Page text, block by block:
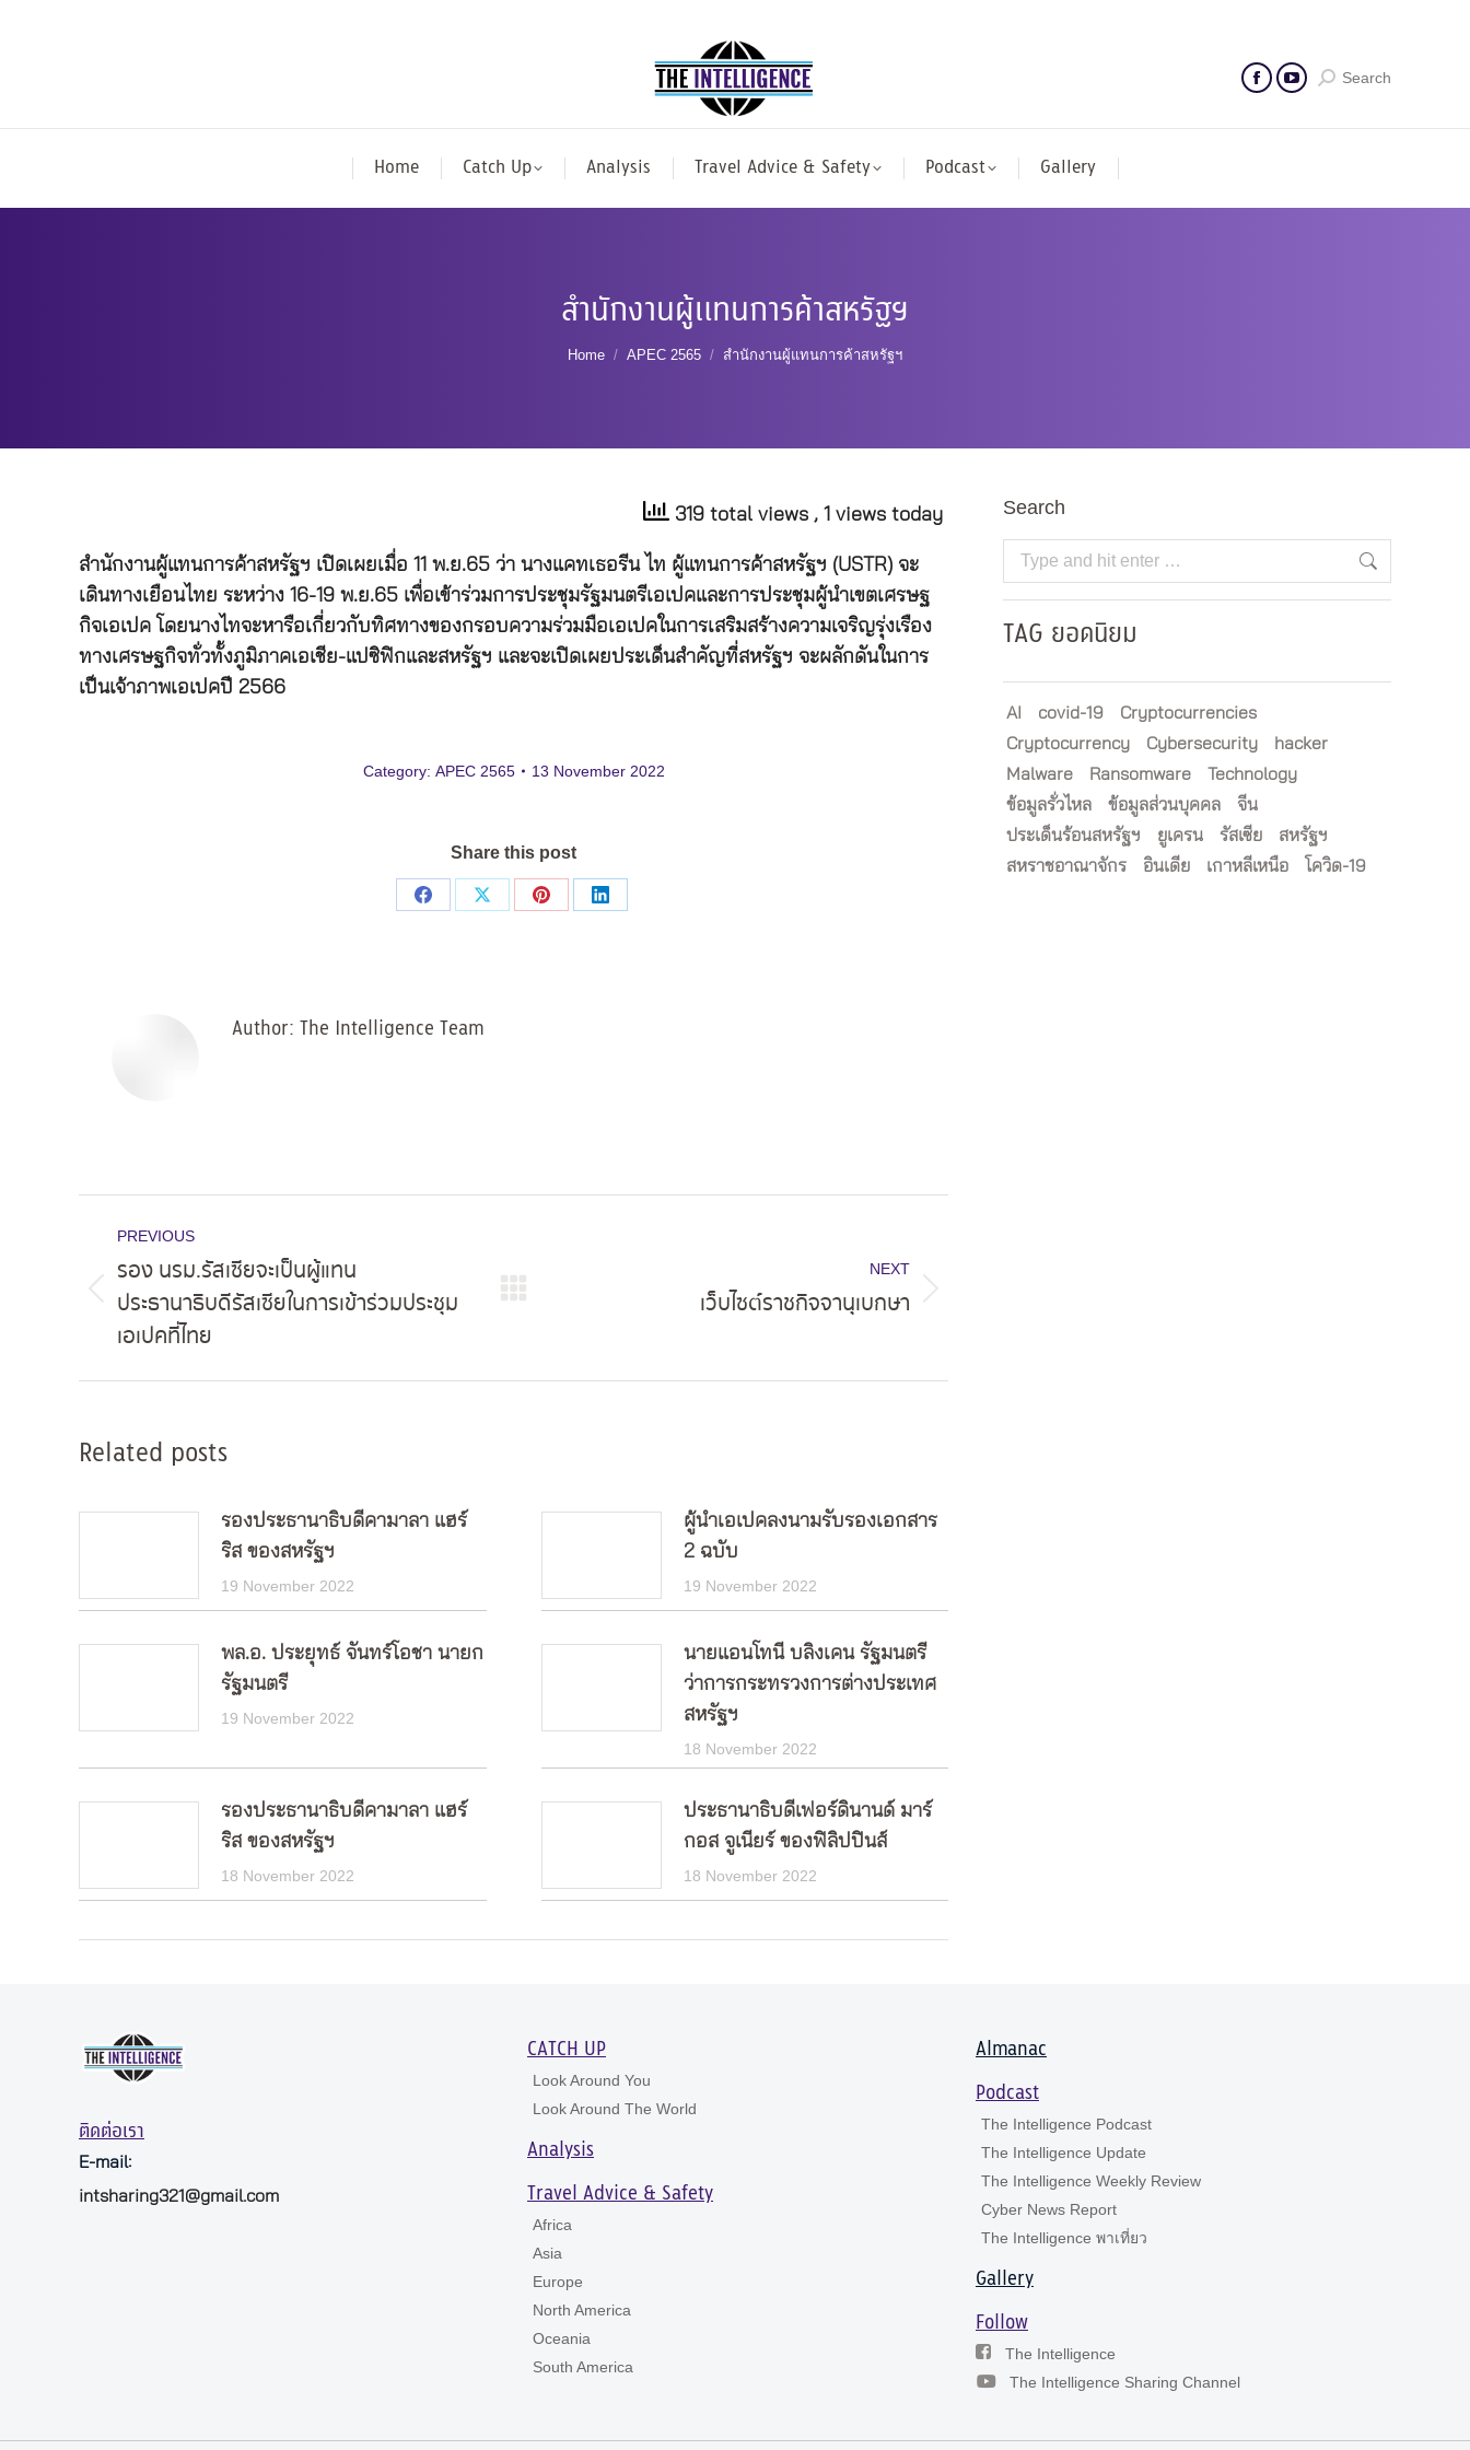
Search
Home Catch Up Analysis Travel Advice & Safety Podcast Gallery
สำนักงานผู้แทนการค้าสหรัฐฯ
You are here:
Home APEC 2565 สำนักงานผู้แทนการค้าสหรัฐฯ
319 total views , 1 views today
สำนักงานผู้แทนการค้าสหรัฐฯ เปิดเผยเมื่อ 11 พ.ย.65 ว่า นางแคทเธอรีน ไท ผู้แทนการค้าสหรัฐฯ (USTR) จะ
เดินทางเยือนไทย ระหว่าง 16-19 พ.ย.65 เพื่อเข้าร่วมการประชุมรัฐมนตรีเอเปคและการประชุมผู้นำเขตเศรษฐ
กิจเอเปค โดยนางไทจะหารือเกี่ยวกับทิศทางของกรอบความร่วมมือเอเปคในการเสริมสร้างความเจริญรุ่งเรือง
ทางเศรษฐกิจทั่วทั้งภูมิภาคเอเชีย-แปซิฟิกและสหรัฐฯ และจะเปิดเผยประเด็นสำคัญที่สหรัฐฯ จะผลักดันในการ
เป็นเจ้าภาพเอเปคปี 2566
Category: APEC 2565 13 November 2022
Share this post
Share
Share
Share
Share
Author: The Intelligence Team
navigation
PREVIOUS
Previous
post:
รอง นรม.รัสเซียจะเป็นผู้แทน
ประธานาธิบดีรัสเซียในการเข้าร่วมประชุม
เอเปคที่ไทย
NEXT
เว็บไซต์ราชกิจจานุเบกษา
Related posts
รองประธานาธิบดีคามาลา แฮร์
ริส ของสหรัฐฯ
19 November 2022
ผู้นำเอเปคลงนามรับรองเอกสาร
2 ฉบับ
19 November 2022
พล.อ. ประยุทธ์ จันทร์โอชา นายก
รัฐมนตรี
19 November 2022
นายแอนโทนี บลิงเคน รัฐมนตรี
ว่าการกระทรวงการต่างประเทศ
สหรัฐฯ
18 November 2022
รองประธานาธิบดีคามาลา แฮร์
ริส ของสหรัฐฯ
18 November 2022
ประธานาธิบดีเฟอร์ดินานด์ มาร์
กอส จูเนียร์ ของฟิลิปปินส์
18 November 2022
Search
Search:
TAG ยอดนิยม
AI covid-19
Cryptocurrencies
Cryptocurrency
Cybersecurity
hacker
Malware
Ransomware
Technology
ข้อมูลรั่วไหล
ข้อมูลส่วนบุคคล
จีน
ประเด็นร้อนสหรัฐฯ
ยูเครน รัสเซีย
สหรัฐฯ
สหราชอาณาจักร
อินเดีย เกาหลีเหนือ โควิด-19
ติดต่อเรา
E-mail:
intsharing321@gmail.com
CATCH UP
Look Around You
Look Around The World
Analysis
Travel Advice & Safety
Africa
Asia
Europe
North America
Oceania
South America
Almanac
Podcast
The Intelligence Podcast
The Intelligence Update
The Intelligence Weekly Review
Cyber News Report
The Intelligence พาเที่ยว
Gallery
Follow
The Intelligence
The Intelligence Sharing Channel